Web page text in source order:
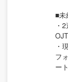
■未
・
・
フ
ー